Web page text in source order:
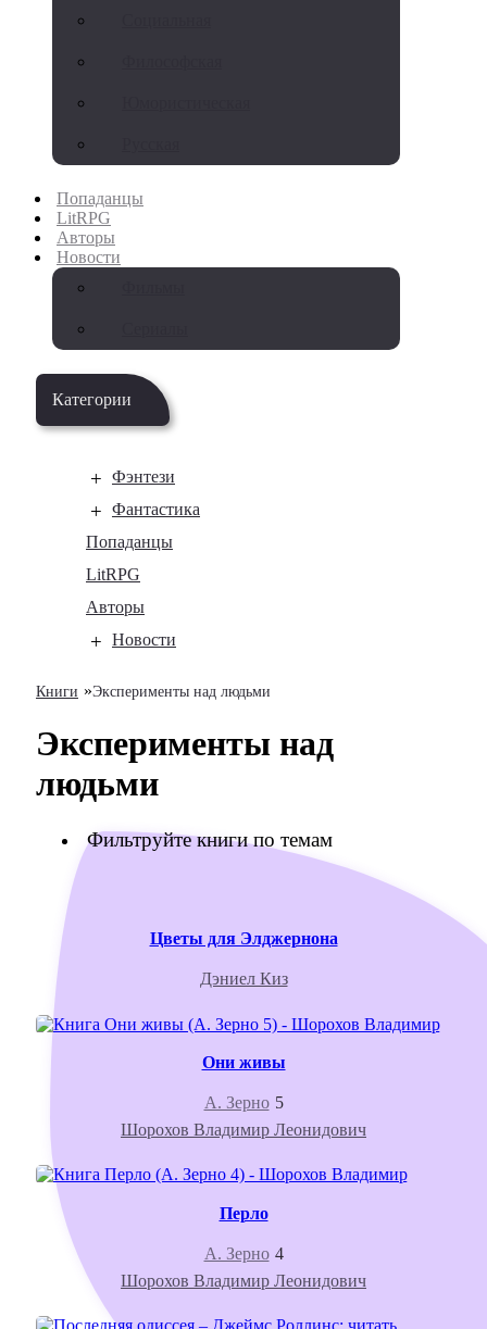
Попаданцы
LitRPG
Авторы
Новости
Категории
Фэнтези
Фантастика
Попаданцы
LitRPG
Авторы
Новости
Книги »Эксперименты над людьми
Эксперименты над
людьми
Фильтруйте книги по темам
Цветы для Элджернона
Дэниел Киз
Они живы
А. Зерно 5
Шорохов Владимир Леонидович
Перло
А. Зерно 4
Шорохов Владимир Леонидович